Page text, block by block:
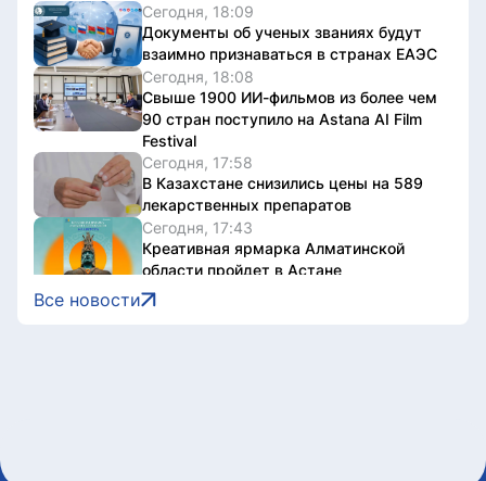
Сегодня, 18:09
Документы об ученых званиях будут
взаимно признаваться в странах ЕАЭС
Сегодня, 18:08
Свыше 1900 ИИ-фильмов из более чем
90 стран поступило на Astana AI Film
Festival
Сегодня, 17:58
В Казахстане снизились цены на 589
лекарственных препаратов
Сегодня, 17:43
Креативная ярмарка Алматинской
области пройдет в Астане
Сегодня, 17:35
Легендарные игры и рыцари из
Все новости